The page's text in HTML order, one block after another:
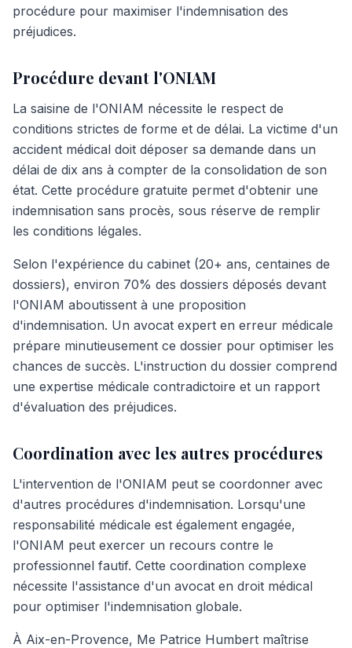
procédure pour maximiser l'indemnisation des
préjudices.
Procédure devant l'ONIAM
La saisine de l'ONIAM nécessite le respect de
conditions strictes de forme et de délai. La victime d'un
accident médical doit déposer sa demande dans un
délai de dix ans à compter de la consolidation de son
état. Cette procédure gratuite permet d'obtenir une
indemnisation sans procès, sous réserve de remplir
les conditions légales.
Selon l'expérience du cabinet (20+ ans, centaines de
dossiers), environ 70% des dossiers déposés devant
l'ONIAM aboutissent à une proposition
d'indemnisation. Un avocat expert en erreur médicale
prépare minutieusement ce dossier pour optimiser les
chances de succès. L'instruction du dossier comprend
une expertise médicale contradictoire et un rapport
d'évaluation des préjudices.
Coordination avec les autres procédures
L'intervention de l'ONIAM peut se coordonner avec
d'autres procédures d'indemnisation. Lorsqu'une
responsabilité médicale est également engagée,
l'ONIAM peut exercer un recours contre le
professionnel fautif. Cette coordination complexe
nécessite l'assistance d'un avocat en droit médical
pour optimiser l'indemnisation globale.
À Aix-en-Provence, Me Patrice Humbert maîtrise